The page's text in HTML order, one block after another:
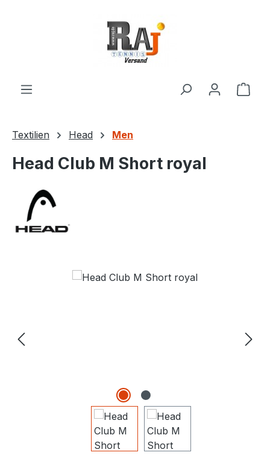
Textilien Head Men
Head Club M Short royal